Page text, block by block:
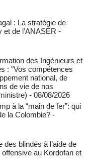
: La stratégie de
et de l’ANASER -
des Ingénieurs et
: "Vos compétences
national, de
de vie de nos
- 08/08/2026
à la “main de fer”: qui
la Colombie? -
des blindés à l’aide de
offensive au Kordofan et